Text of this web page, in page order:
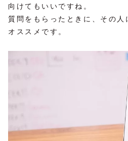
向けてもいいですね。
質問をもらったときに、その人
オススメです。